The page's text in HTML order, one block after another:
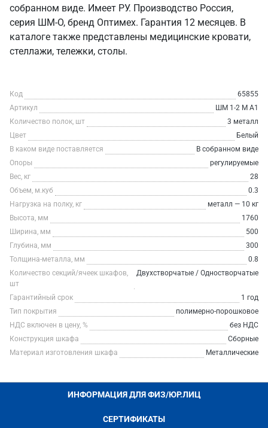
собранном виде. Имеет РУ. Производство Россия,
серия ШМ-О, бренд Оптимех. Гарантия 12 месяцев. В
каталоге также представлены медицинские кровати,
стеллажи, тележки, столы.
Код
65855
Артикул
ШМ 1-2 М А1
Количество полок, шт
3 металл
Цвет
Белый
В каком виде поставляется
В собранном виде
Опоры
регулируемые
Вес, кг
28
Объем, м.куб
0.3
Нагрузка на полку, кг
металл — 10 кг
Высота, мм
1760
Ширина, мм
500
Глубина, мм
300
Толщина-металла, мм
0.8
Количество секций/ячеек шкафов,
шт
Двухстворчатые / Одностворчатые
Гарантийный срок
1 год
Тип покрытия
полимерно-порошковое
НДС включен в цену, %
без НДС
Конструкция шкафа
Сборные
Материал изготовления шкафа
Металлические
ИНФОРМАЦИЯ ДЛЯ ФИЗ/ЮР.ЛИЦ
СЕРТИФИКАТЫ